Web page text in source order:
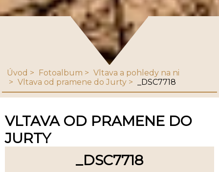
Úvod Fotoalbum
Vltava a pohledy na ni
Vltava od pramene do Jurty
_DSC7718
VLTAVA OD PRAMENE DO
JURTY
_DSC7718